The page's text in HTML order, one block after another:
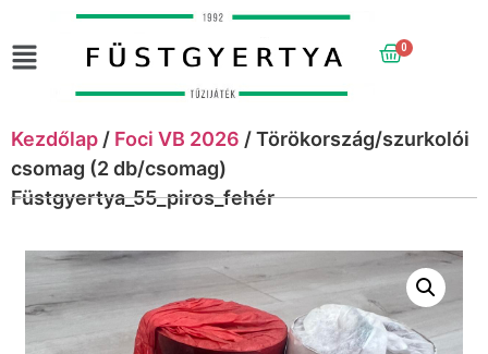
0
Kezdőlap / Foci VB 2026 / Törökország/szurkolói
csomag (2 db/csomag)
Füstgyertya_55_piros_fehér